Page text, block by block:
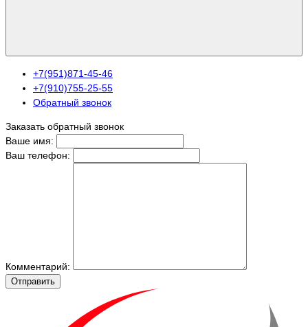
+7(951)871-45-46
+7(910)755-25-55
Обратный звонок
Заказать обратный звонок
Ваше имя:
Ваш телефон:
Комментарий:
Отправить